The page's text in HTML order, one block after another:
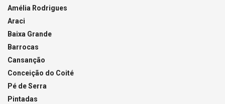
Amélia Rodrigues
Araci
Baixa Grande
Barrocas
Cansanção
Conceição do Coité
Pé de Serra
Pintadas